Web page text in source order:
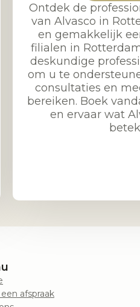
Ontdek de
van Alvasco in
en gemakkelijk
filialen in
deskundige
om u te
consultaties en
bereiken. Boek
en ervaar wat
een afspraak